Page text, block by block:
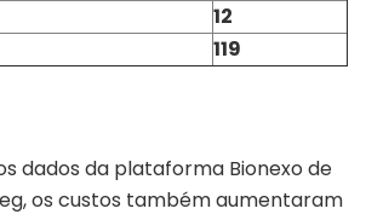
12
119
dados da plataforma Bionexo de
os custos também aumentaram